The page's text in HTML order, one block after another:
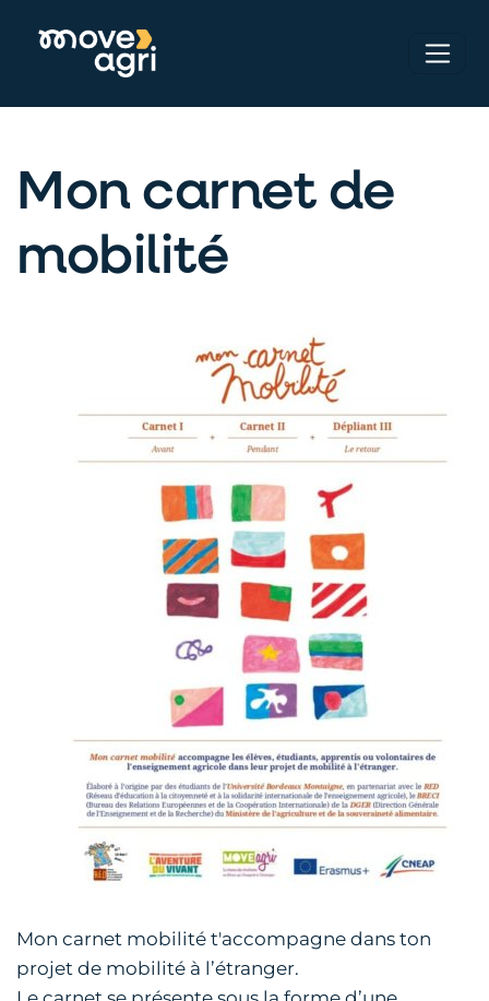
Mon carnet de
mobilité
Mon carnet mobilité t'accompagne dans ton
projet de mobilité à l’étranger.